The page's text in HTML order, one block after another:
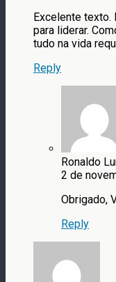
Excelente texto.
para liderar.
tudo na vida
Reply
Ronaldo
2 de
Obrigado,
Reply